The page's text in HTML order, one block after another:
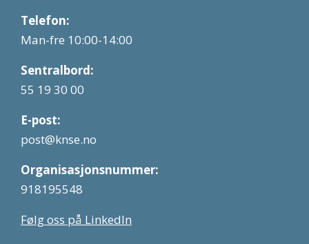
Telefon:
Man-fre 10:00-14:00
Sentralbord:
55 19 30 00
E-post:
post@knse.no
Organisasjonsnummer:
918195548
Følg oss på LinkedIn